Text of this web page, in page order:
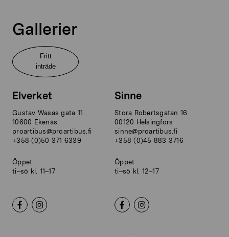
Gallerier
Fritt
inträde
Elverket
Gustav Wasas gata 11
10600 Ekenäs
proartibus@proartibus.fi
+358 (0)50 371 6339
Öppet
ti–sö kl. 11–17
Sinne
Stora Robertsgatan 16
00120 Helsingfors
sinne@proartibus.fi
+358 (0)45 883 3716
Öppet
ti–sö kl. 12–17